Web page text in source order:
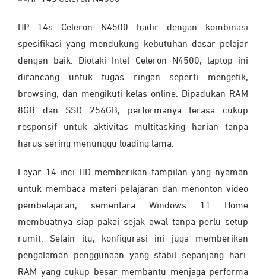
HP 14s Celeron N4500 hadir dengan kombinasi
spesifikasi yang mendukung kebutuhan dasar pelajar
dengan baik. Diotaki Intel Celeron N4500, laptop ini
dirancang untuk tugas ringan seperti mengetik,
browsing, dan mengikuti kelas online. Dipadukan RAM
8GB dan SSD 256GB, performanya terasa cukup
responsif untuk aktivitas multitasking harian tanpa
harus sering menunggu loading lama.
Layar 14 inci HD memberikan tampilan yang nyaman
untuk membaca materi pelajaran dan menonton video
pembelajaran, sementara Windows 11 Home
membuatnya siap pakai sejak awal tanpa perlu setup
rumit. Selain itu, konfigurasi ini juga memberikan
pengalaman penggunaan yang stabil sepanjang hari.
RAM yang cukup besar membantu menjaga performa